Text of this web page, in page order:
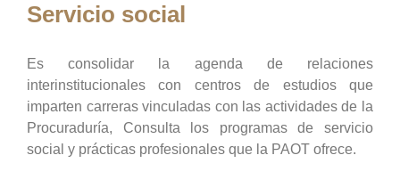
Servicio social
Es consolidar la agenda de relaciones
interinstitucionales con centros de estudios que
imparten carreras vinculadas con las actividades de la
Procuraduría, Consulta los programas de servicio
social y prácticas profesionales que la PAOT ofrece.